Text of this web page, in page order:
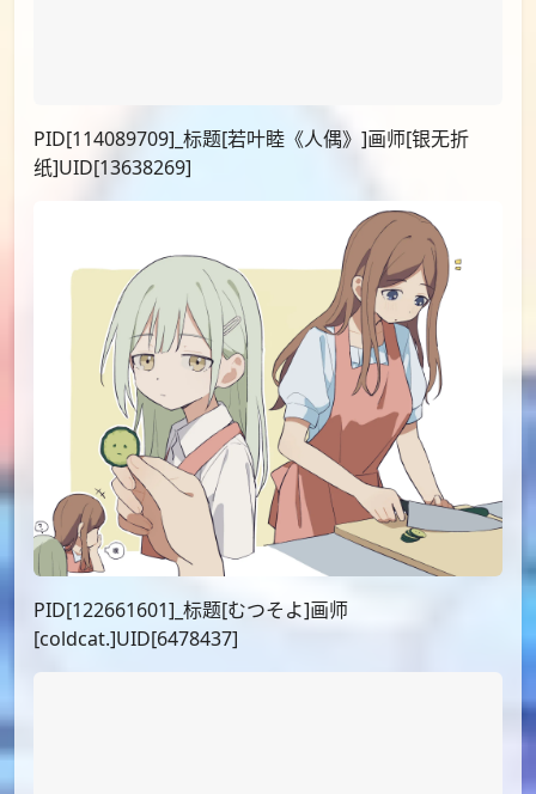
PID[114089709]_标题[若叶睦《人偶》]画师[银无折
纸]UID[13638269]
PID[122661601]_标题[むつそよ]画师
[coldcat.]UID[6478437]